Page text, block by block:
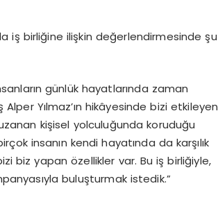
iş birliğine ilişkin değerlendirmesinde şu
günlük hayatlarında zaman
Yılmaz’ın hikâyesinde bizi etkileyen
kişisel yolculuğunda koruduğu
insanın kendi hayatında da karşılık
biz yapan özellikler var. Bu iş birliğiyle,
buluşturmak istedik.”